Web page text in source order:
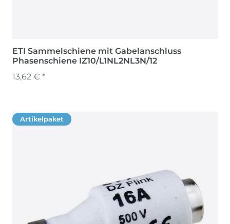
ETI Sammelschiene mit Gabelanschluss
Phasenschiene IZ10/L1NL2NL3N/12
13,62 € *
Artikelpaket